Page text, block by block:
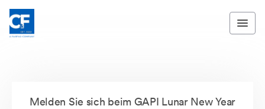
Melden Sie sich beim GAPI Lunar New Year